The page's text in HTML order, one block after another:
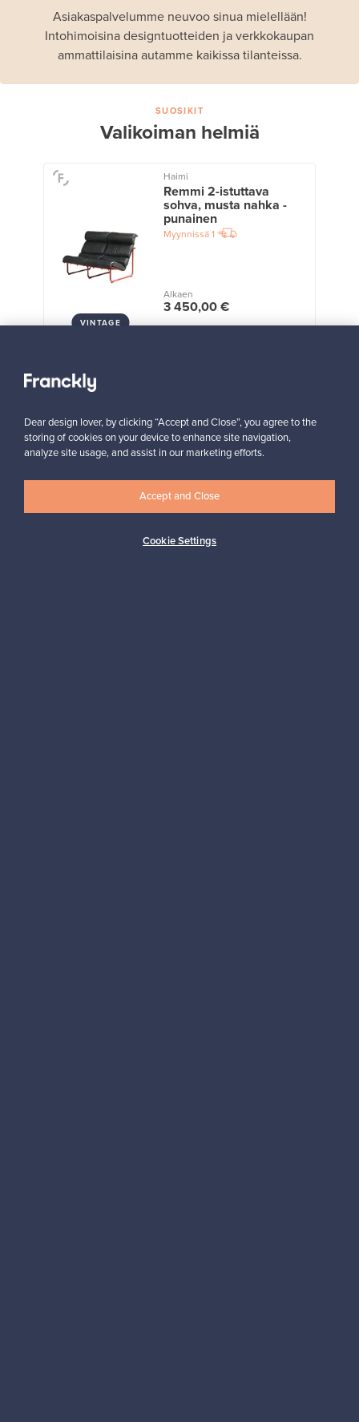
Asiakaspalvelumme neuvoo sinua mielellään!
Intohimoisina designtuotteiden ja verkkokaupan
ammattilaisina autamme kaikissa tilanteissa.
SUOSIKIT
Valikoiman helmiä
VINTAGE
Haimi
Remmi 2-istuttava
sohva, musta nahka -
punainen
Myynnissä1
Alkaen
3 450,00 €
Haluatko inspiroitua designista?
Tilaa uutiskirjeemme ja pysyt ajan tasalla!
Dear design lover, by clicking “Accept and Close”, you agree to the
storing of cookies on your device to enhance site navigation,
analyze site usage, and assist in our marketing efforts.
Cookie Settings
Accept and Close